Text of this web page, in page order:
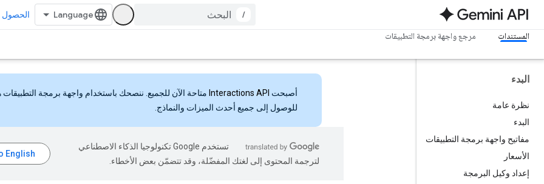
/ الحصول
المستندات مرجع واجهة برمجة التطبيقات
البدء
نظرة عامة
البدء
مفاتيح واجهة برمجة التطبيقات
الأسعار
إعداد وكيل البرمجة
أصبحت Interactions API متاحة الآن للجميع. ننصحك باستخدام واجهة برمجة التطبيقات
للوصول إلى جميع أحدث الميزات والنماذج.
تستخدم Google تكنولوجيا الذكاء الاصطناعي
لترجمة المحتوى إلى لغتك المفضّلة، وقد تتضمّن بعض الأخطاء.